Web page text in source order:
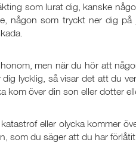
som lurat dig, kanske
någon som tryckt ner dig
men när du hör att
lycklig, så visar det att du
kom över din son eller dotter
eller olycka kommer
som du säger att du har